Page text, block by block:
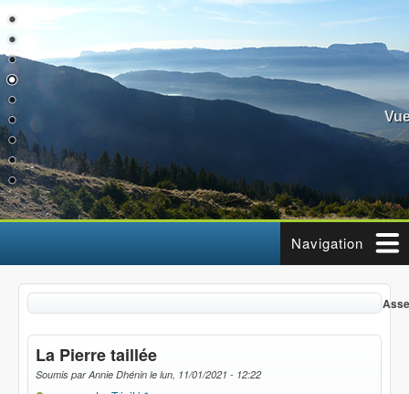
Aller au contenu principal
Navigation
La Pierre taillée
Soumis parAnnie Dhénin le lun, 11/01/2021 - 12:22